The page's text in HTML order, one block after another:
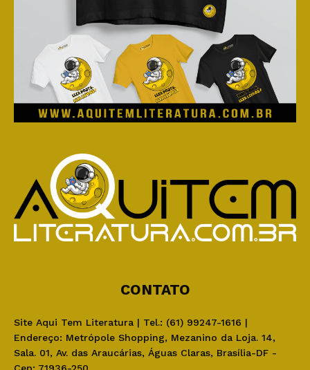
CONTATO
Site Aqui Tem Literatura | Tel.: (61) 99247-1616 |
Endereço: Metrópole Shopping, Mezanino da Loja. 14,
Sala. 01, Av. das Araucárias, Águas Claras, Brasília-DF -
Cep: 71936-250